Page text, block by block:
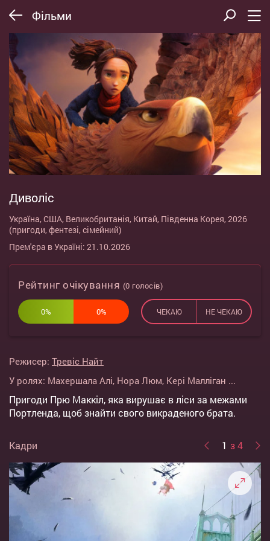
Фільми
Диволіс
Україна, США, Великобританія, Китай, Південна Корея, 2026
(пригоди, фентезі, сімейний)
Прем'єра в Україні: 21.10.2026
Рейтинг очікування (0 голосів)
0% 0% ЧЕКАЮ НЕ ЧЕКАЮ
Режисер: Тревіс Найт
У ролях: Махершала Алі, Нора Люм, Кері Малліган ...
Пригоди Прю Маккіл, яка вирушає в ліси за межами
Портленда, щоб знайти свого викраденого брата.
Кадри 1 з 4